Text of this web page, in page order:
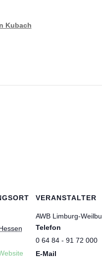
Kubach
VERANSTALTER
AWB Limburg-
Telefon
0 64 84 - 91 72 000
E-Mail